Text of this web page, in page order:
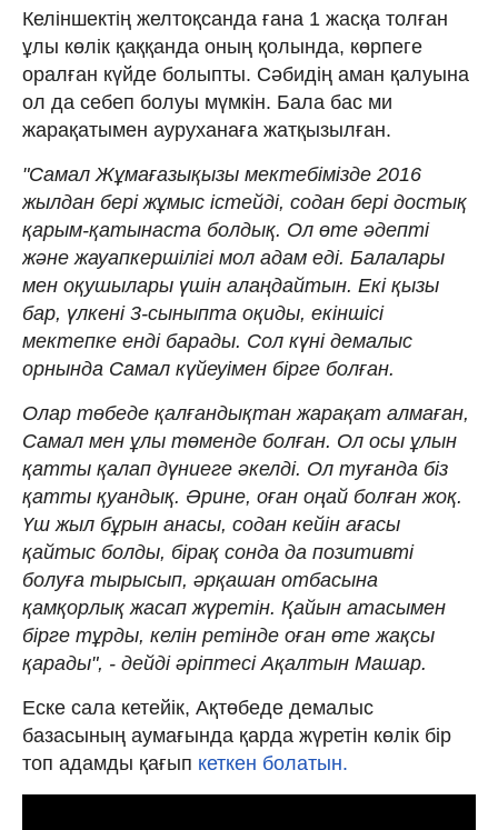
Келіншектің желтоқсанда ғана 1 жасқа толған
ұлы көлік қаққанда оның қолында, көрпеге
оралған күйде болыпты. Сәбидің аман қалуына
ол да себеп болуы мүмкін. Бала бас ми
жарақатымен ауруханаға жатқызылған.
"Самал Жұмағазықызы мектебімізде 2016
жылдан бері жұмыс істейді, содан бері достық
қарым-қатынаста болдық. Ол өте әдепті
және жауапкершілігі мол адам еді. Балалары
мен оқушылары үшін алаңдайтын. Екі қызы
бар, үлкені 3-сыныпта оқиды, екіншісі
мектепке енді барады. Сол күні демалыс
орнында Самал күйеуімен бірге болған.
Олар төбеде қалғандықтан жарақат алмаған,
Самал мен ұлы төменде болған. Ол осы ұлын
қатты қалап дүниеге әкелді. Ол туғанда біз
қатты қуандық. Әрине, оған оңай болған жоқ.
Үш жыл бұрын анасы, содан кейін ағасы
қайтыс болды, бірақ сонда да позитивті
болуға тырысып, әрқашан отбасына
қамқорлық жасап жүретін. Қайын атасымен
бірге тұрды, келін ретінде оған өте жақсы
қарады", - дейді әріптесі Ақалтын Машар.
Еске сала кетейік, Ақтөбеде демалыс
базасының аумағында қарда жүретін көлік бір
топ адамды қағып кеткен болатын.